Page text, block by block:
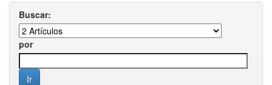
Buscar:
por